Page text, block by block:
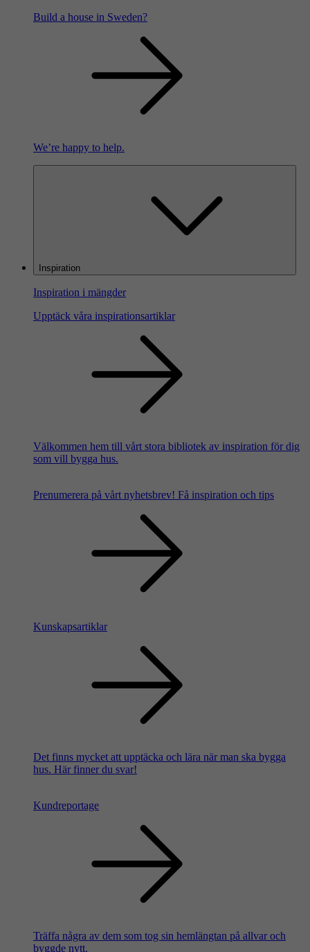
Build a house in Sweden?
We’re happy to help.
Inspiration
Inspiration i mängder
Upptäck våra inspirationsartiklar
Välkommen hem till vårt stora bibliotek av inspiration för dig
som vill bygga hus.
Prenumerera på vårt nyhetsbrev! Få inspiration och tips
Kunskapsartiklar
Det finns mycket att upptäcka och lära när man ska bygga
hus. Här finner du svar!
Kundreportage
Träffa några av dem som tog sin hemlängtan på allvar och
byggde nytt.